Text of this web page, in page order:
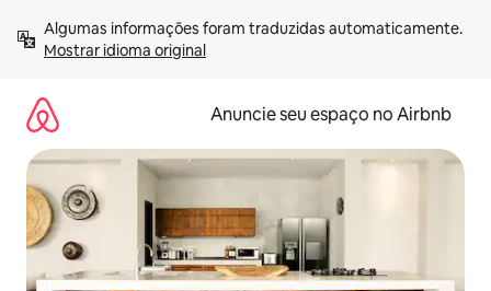
para
Mostrar idioma original
Anuncie seu espaço no Airbnb